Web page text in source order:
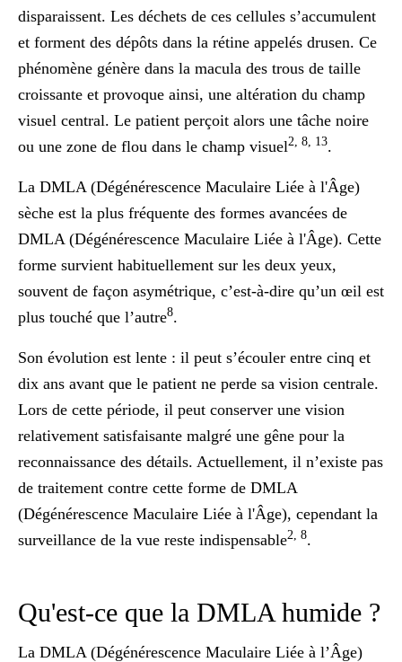
disparaissent. Les déchets de ces cellules s’accumulent
et forment des dépôts dans la rétine appelés drusen. Ce
phénomène génère dans la macula des trous de taille
croissante et provoque ainsi, une altération du champ
visuel central. Le patient perçoit alors une tâche noire
ou une zone de flou dans le champ visuel2, 8, 13.
La DMLA (Dégénérescence Maculaire Liée à l'Âge)
sèche est la plus fréquente des formes avancées de
DMLA (Dégénérescence Maculaire Liée à l'Âge). Cette
forme survient habituellement sur les deux yeux,
souvent de façon asymétrique, c’est-à-dire qu’un œil est
plus touché que l’autre8.
Son évolution est lente : il peut s’écouler entre cinq et
dix ans avant que le patient ne perde sa vision centrale.
Lors de cette période, il peut conserver une vision
relativement satisfaisante malgré une gêne pour la
reconnaissance des détails. Actuellement, il n’existe pas
de traitement contre cette forme de DMLA
(Dégénérescence Maculaire Liée à l'Âge), cependant la
surveillance de la vue reste indispensable2, 8.
Qu'est-ce que la DMLA humide ?
La DMLA (Dégénérescence Maculaire Liée à l’Âge)